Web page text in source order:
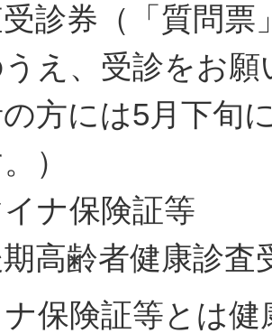
診券（「質問票
え、受診をお
方には5月下旬
）
ナ保険証等
高齢者健康診査
保険証等とは健